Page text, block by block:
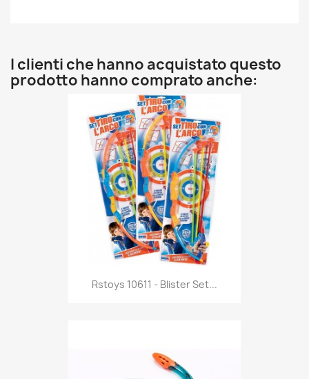
I clienti che hanno acquistato questo
prodotto hanno comprato anche:
Anteprima
Rstoys 10611 - Blister Set...